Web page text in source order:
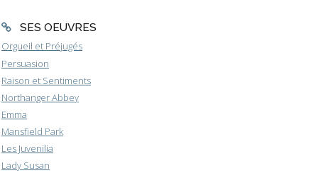
SES OEUVRES
Orgueil et Préjugés
Persuasion
Raison et Sentiments
Northanger Abbey
Emma
Mansfield Park
Les Juvenilia
Lady Susan